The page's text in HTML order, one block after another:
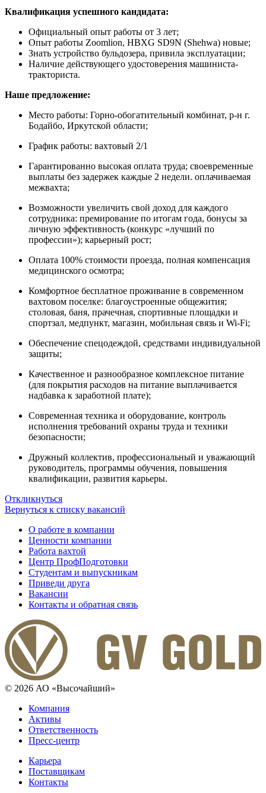
Квалификация успешного кандидата:
Официальный опыт работы от 3 лет;
Опыт работы Zoomlion, HBXG SD9N (Shehwa) новые;
Знать устройство бульдозера, привила эксплуатации;
Наличие действующего удостоверения машиниста-
тракториста.
Наше предложение:
Место работы: Горно-обогатительный комбинат, р-н г.
Бодайбо, Иркутской области;
График работы: вахтовый 2/1
Гарантированно высокая оплата труда; своевременные
выплаты без задержек каждые 2 недели. оплачиваемая
межвахта;
Возможности увеличить свой доход для каждого
сотрудника: премирование по итогам года, бонусы за
личную эффективность (конкурс «лучший по
профессии»); карьерный рост;
Оплата 100% стоимости проезда, полная компенсация
медицинского осмотра;
Комфортное бесплатное проживание в современном
вахтовом поселке: благоустроенные общежития;
столовая, баня, прачечная, спортивные площадки и
спортзал, медпункт, магазин, мобильная связь и Wi-Fi;
Обеспечение спецодеждой, средствами индивидуальной
защиты;
Качественное и разнообразное комплексное питание
(для покрытия расходов на питание выплачивается
надбавка к заработной плате);
Современная техника и оборудование, контроль
исполнения требований охраны труда и техники
безопасности;
Дружный коллектив, профессиональный и уважающий
руководитель, программы обучения, повышения
квалификации, развития карьеры.
Откликнуться
Вернуться к списку вакансий
О работе в компании
Ценности компании
Работа вахтой
Центр ПрофПодготовки
Студентам и выпускникам
Приведи друга
Вакансии
Контакты и обратная связь
© 2026 АО «Высочайший»
Компания
Активы
Ответственность
Пресс-центр
Карьера
Поставщикам
Контакты